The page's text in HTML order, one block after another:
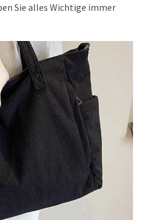
Sie alles Wichtige immer